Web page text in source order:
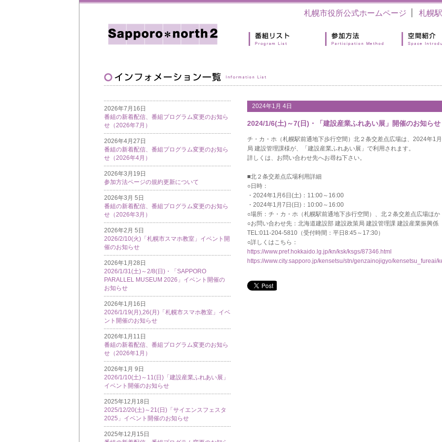
札幌市役所公式ホームページ 札幌
2026年7月16日
番組の新着配信、番組プログラム変更のお知ら
せ（2026年7月）
2026年4月27日
番組の新着配信、番組プログラム変更のお知ら
せ（2026年4月）
2026年3月19日
参加方法ページの規約更新について
2026年3月 5日
番組の新着配信、番組プログラム変更のお知ら
せ（2026年3月）
2026年2月 5日
2026/2/10(火)「札幌市スマホ教室」イベント開
催のお知らせ
2026年1月28日
2026/1/31(土)～2/8(日)・「SAPPORO
PARALLEL MUSEUM 2026」イベント開催の
お知らせ
2026年1月16日
2026/1/19(月),26(月)「札幌市スマホ教室」イベ
ント開催のお知らせ
2026年1月11日
番組の新着配信、番組プログラム変更のお知ら
せ（2026年1月）
2026年1月 9日
2026/1/10(土)～11(日)「建設産業ふれあい展」
イベント開催のお知らせ
2025年12月18日
2025/12/20(土)～21(日)「サイエンスフェスタ
2025」イベント開催のお知らせ
2025年12月15日
2024年1月 4日
2024/1/6(土)～7(日)・「建設産業ふれあい展」開催のお知らせ
チ・カ・ホ（札幌駅前通地下歩行空間）北２条交差点広場は、2024年1
局 建設管理課様が、「建設産業ふれあい展」で利用されます。
詳しくは、お問い合わせ先へお尋ね下さい。
■北２条交差点広場利用詳細
○日時：
・2024年1月6日(土)：11:00～16:00
・2024年1月7日(日)：10:00～16:00
○場所：チ・カ・ホ（札幌駅前通地下歩行空間）、北２条交差点広場ほか
○お問い合わせ先：北海道建設部 建設政策局 建設管理課 建設産業振興係
TEL:011-204-5810（受付時間：平日8:45～17:30）
○詳しくはこちら：
https://www.pref.hokkaido.lg.jp/kn/ksk/ksgs/87346.html
https://www.city.sapporo.jp/kensetsu/stn/genzainojigyo/kensetsu_fureai/